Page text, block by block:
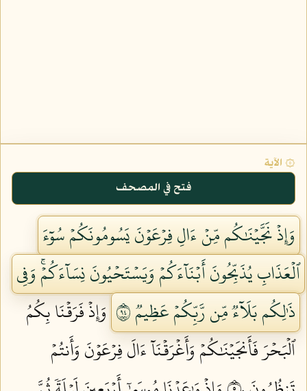
۞ الآية
فتح في المصحف
وَإِذۡ نَجَّيۡنَٰكُم مِّنۡ ءَالِ فِرۡعَوۡنَ يَسُومُونَكُمۡ سُوٓءَ
ٱلۡعَذَابِ يُذَبِّحُونَ أَبۡنَآءَكُمۡ وَيَسۡتَحۡيُونَ نِسَآءَكُمۡۚ وَفِي
ذَٰلِكُم بَلَآءٞ مِّن رَّبِّكُمۡ عَظِيمٞ ٤٩
وَإِذۡ فَرَقۡنَا بِكُمُ
ٱلۡبَحۡرَ فَأَنجَيۡنَٰكُمۡ وَأَغۡرَقۡنَآ ءَالَ فِرۡعَوۡنَ وَأَنتُمۡ